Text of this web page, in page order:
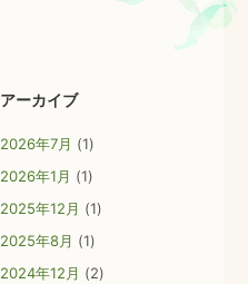
アーカイブ
2026年7月 (1)
2026年1月 (1)
2025年12月 (1)
2025年8月 (1)
2024年12月 (2)